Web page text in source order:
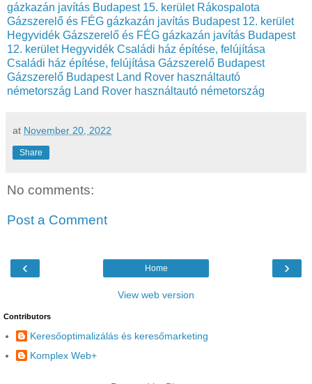
gázkazán javítás Budapest 15. kerület Rákospalota
Gázszerelő és FÉG gázkazán javítás Budapest 12. kerület
Hegyvidék Gázszerelő és FÉG gázkazán javítás Budapest
12. kerület Hegyvidék Családi ház építése, felújítása
Családi ház építése, felújítása Gázszerelő Budapest
Gázszerelő Budapest Land Rover használtautó
németország Land Rover használtautó németország
at November 20, 2022
Share
No comments:
Post a Comment
‹ ›
Home
View web version
Contributors
Keresőoptimalizálás és keresőmarketing
Komplex Web+